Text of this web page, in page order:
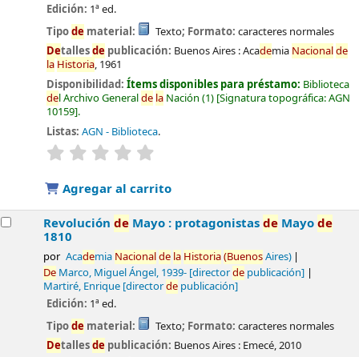
Edición: 1ª ed.
Tipode material: Texto; Formato: caracteres normales
Detallesde publicación: Buenos Aires :Academia Nacionalde
la Historia, 1961
Disponibilidad:Ítems disponibles para préstamo: Biblioteca
del Archivo Generalde la Nación (1) Signatura topográfica:AGN
10159 .
Listas: AGN - Biblioteca.
valoración
Agregar al carrito
Revoluciónde Mayo : protagonistasde Mayode
1810
por Academia Nacionalde la Historia(BuenosAires)
De Marco, Miguel Ángel, 1939- [directorde publicación]
Martiré, Enrique [directorde publicación]
Edición: 1ª ed.
Tipode material: Texto; Formato: caracteres normales
Detallesde publicación: Buenos Aires : Emecé,2010